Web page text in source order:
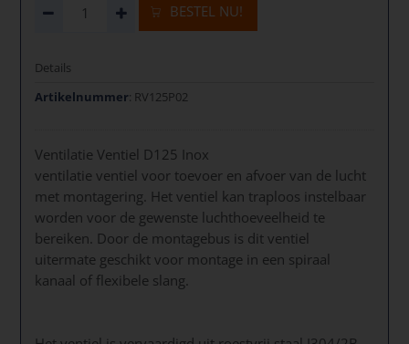
BESTEL NU!
Details
Artikelnummer: RV125P02
Ventilatie Ventiel D125 Inox
ventilatie ventiel voor toevoer en afvoer van de lucht
met montagering. Het ventiel kan traploos instelbaar
worden voor de gewenste luchthoeveelheid te
bereiken. Door de montagebus is dit ventiel
uitermate geschikt voor montage in een spiraal
kanaal of flexibele slang.